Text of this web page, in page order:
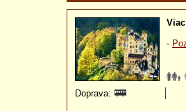
-
Doprava: